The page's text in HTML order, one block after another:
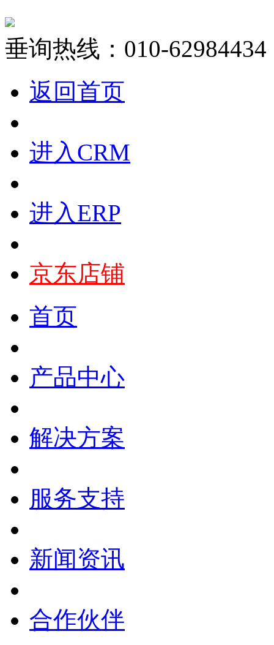
垂询热线：010-62984434
返回首页
进入CRM
进入ERP
京东店铺
首页
产品中心
解决方案
服务支持
新闻资讯
合作伙伴